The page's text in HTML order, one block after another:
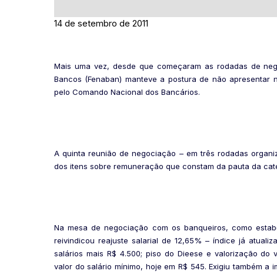
14 de setembro de 2011
Mais uma vez, desde que começaram as rodadas de
Bancos (Fenaban) manteve a postura de não
pelo Comando Nacional dos Bancários.
A quinta reunião de negociação – em três rodadas
dos itens sobre remuneração que constam da pauta da
Na mesa de negociação com os banqueiros, como
reivindicou reajuste salarial de 12,65% – índice já
salários mais R$ 4.500; piso do Dieese e valorização
valor do salário mínimo, hoje em R$ 545. Exigiu também a